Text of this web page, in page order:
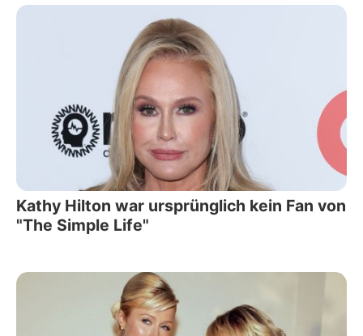
Kathy Hilton war ursprünglich kein Fan von
"The Simple Life"